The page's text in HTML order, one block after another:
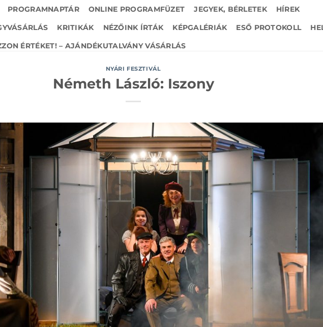
PROGRAMNAPTÁR ONLINE PROGRAMFÜZET JEGYEK, BÉRLETEK
HÍREK
KRITIKÁK NÉZŐINK ÍRTÁK KÉPGALÉRIÁK ESŐ PROTOKOLL
ÉRTÉKET! – AJÁNDÉKUTALVÁNY VÁSÁRLÁS
NYÁRI FESZTIVÁL
Németh László: Iszony